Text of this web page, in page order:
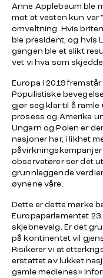
Anne Applebaum ble
mot at vesten kun var
omveltning: Hvis
ble president, og hvis
gangen ble et slikt
vet vi hva som
Europa i 2019
Populistiske
gjør seg klar til å ramle
prosess og Amerika
Ungarn og Polen er
nasjoner har, i likhet
påvirkningskampanjer
observatører ser det
grunnleggende
øynene våre.
Dette er dette mørke
Europaparlamentet
skjebnevalg. Er det
på kontinentet vil
Risikerer vi at
erstattet av lukket
gamle medienes»